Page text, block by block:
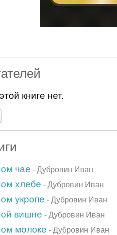
книге нет.
чае - Дубровин Иван
хлебе - Дубровин Иван
укропе - Дубровин Иван
вишне - Дубровин Иван
молоке - Дубровин Иван